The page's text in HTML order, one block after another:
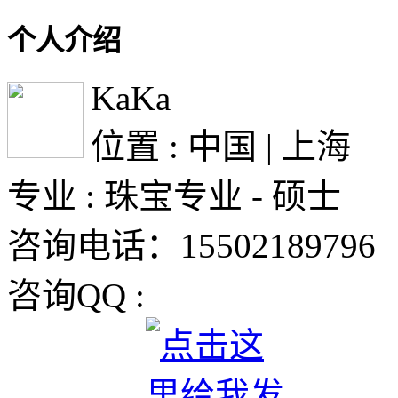
个人介绍
KaKa
位置 : 中国 | 上海
专业 : 珠宝专业 - 硕士
咨询电话：15502189796
咨询QQ :